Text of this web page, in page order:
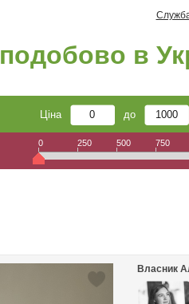
подобово в
Ціна до
0 250 500 750
Власник